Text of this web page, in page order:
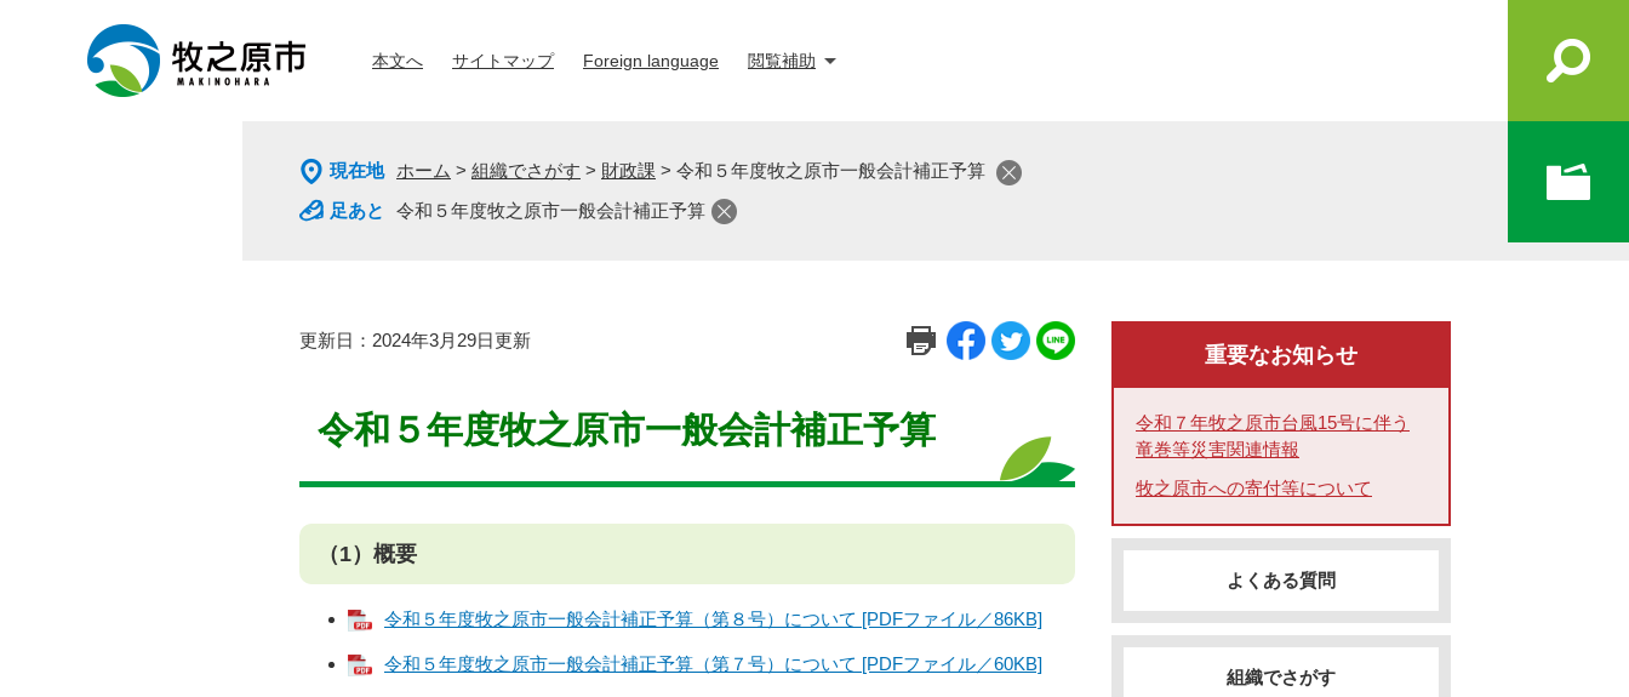
ー
ジ
の
ニ
ュ
ー
本文へ サイトマップ Foreign language 閲覧補助
現在地 ホーム > 組織でさがす > 財政課 > 令和５年度牧之原市一般会計補正予算
令和５年度牧之原市一般会計補正予算
本
更新日：2024年3月29日更新
令和５年度牧之原市一般会計補正予算
（1）概要​​​
令和５年度牧之原市一般会計補正予算（第８号）について [PDFファイル／86KB]
令和５年度牧之原市一般会計補正予算（第７号）について [PDFファイル／60KB]
重要なお知らせ
令和７年牧之原市台風15号に伴う
竜巻等災害関連情報
牧之原市への寄付等について
よくある質問
組織でさがす